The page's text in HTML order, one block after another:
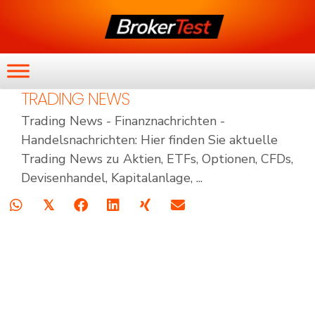
TRADING NEWS
Trading News - Finanznachrichten -
Handelsnachrichten: Hier finden Sie aktuelle
Trading News zu Aktien, ETFs, Optionen, CFDs,
Devisenhandel, Kapitalanlage, ...
𝕏